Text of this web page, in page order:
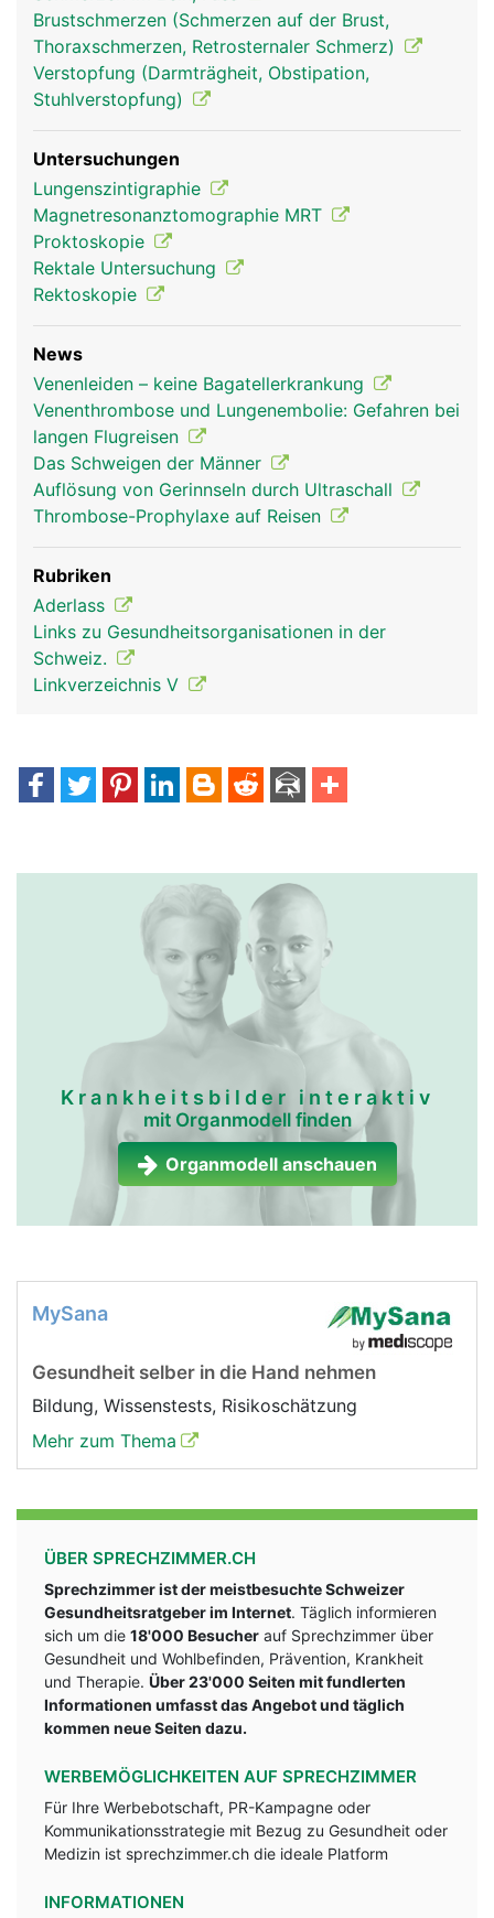
Brustschmerzen (Schmerzen auf der Brust,
Thoraxschmerzen, Retrosternaler Schmerz)
Verstopfung (Darmträgheit, Obstipation,
Stuhlverstopfung)
Untersuchungen
Lungenszintigraphie
Magnetresonanztomographie MRT
Proktoskopie
Rektale Untersuchung
Rektoskopie
News
Venenleiden – keine Bagatellerkrankung
Venenthrombose und Lungenembolie: Gefahren bei
langen Flugreisen
Das Schweigen der Männer
Auflösung von Gerinnseln durch Ultraschall
Thrombose-Prophylaxe auf Reisen
Rubriken
Aderlass
Links zu Gesundheitsorganisationen in der
Schweiz.
Linkverzeichnis V
Krankheitsbilder interaktiv
mit Organmodell finden
Organmodell anschauen
MySana
Gesundheit selber in die Hand nehmen
Bildung, Wissenstests, Risikoschätzung
Mehr zum Thema
ÜBER SPRECHZIMMER.CH
Sprechzimmer ist der meistbesuchte Schweizer
Gesundheitsratgeber im Internet. Täglich informieren
sich um die 18'000 Besucher auf Sprechzimmer über
Gesundheit und Wohlbefinden, Prävention, Krankheit
und Therapie. Über 23'000 Seiten mit fundlerten
Informationen umfasst das Angebot und täglich
kommen neue Seiten dazu.
WERBEMÖGLICHKEITEN AUF SPRECHZIMMER
Für Ihre Werbebotschaft, PR-Kampagne oder
Kommunikationsstrategie mit Bezug zu Gesundheit oder
Medizin ist sprechzimmer.ch die ideale Platform
INFORMATIONEN